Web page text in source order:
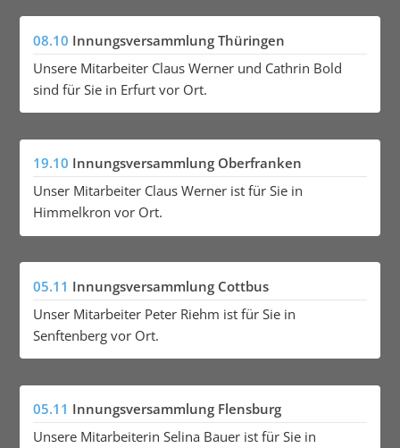
08.10 Innungsversammlung Thüringen
Unsere Mitarbeiter Claus Werner und Cathrin Bold
sind für Sie in Erfurt vor Ort.
19.10 Innungsversammlung Oberfranken
Unser Mitarbeiter Claus Werner ist für Sie in
Himmelkron vor Ort.
05.11 Innungsversammlung Cottbus
Unser Mitarbeiter Peter Riehm ist für Sie in
Senftenberg vor Ort.
05.11 Innungsversammlung Flensburg
Unsere Mitarbeiterin Selina Bauer ist für Sie in